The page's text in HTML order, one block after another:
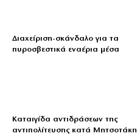
Διαχείριση-σκάνδαλο για τα
πυροσβεστικά εναέρια μέσα
Καταιγίδα αντιδράσεων της
αντιπολίτευσης κατά Μητσοτάκη